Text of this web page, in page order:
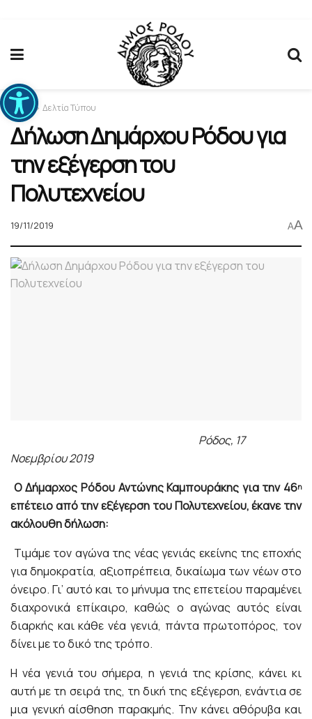
Ανοίξτε τη γραμμή εργαλείων
Home Δελτία Τύπου
Δήλωση Δημάρχου Ρόδου για
την εξέγερση του
Πολυτεχνείου
19/11/2019 AA
Ρόδος, 17
Νοεμβρίου 2019
Ο Δήμαρχος Ρόδου Αντώνης Καμπουράκης για την 46η
επέτειο από την εξέγερση του Πολυτεχνείου, έκανε την
ακόλουθη δήλωση:
Τιμάμε τον αγώνα της νέας γενιάς εκείνης της εποχής
για δημοκρατία, αξιοπρέπεια, δικαίωμα των νέων στο
όνειρο. Γι’ αυτό και το μήνυμα της επετείου παραμένει
διαχρονικά επίκαιρο, καθώς ο αγώνας αυτός είναι
διαρκής και κάθε νέα γενιά, πάντα πρωτοπόρος, τον
δίνει με το δικό της τρόπο.
Η νέα γενιά του σήμερα, η γενιά της κρίσης, κάνει κι
αυτή με τη σειρά της, τη δική της εξέγερση, ενάντια σε
μια γενική αίσθηση παρακμής. Την κάνει αθόρυβα και